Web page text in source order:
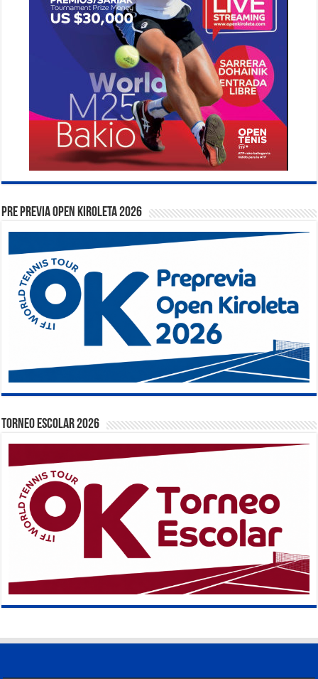
PRE PREVIA OPEN KIROLETA 2026
TORNEO ESCOLAR 2026